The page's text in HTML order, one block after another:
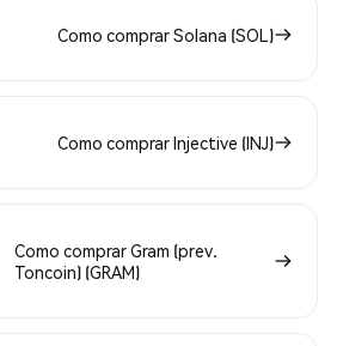
Como comprar Solana (SOL)
Como comprar Injective (INJ)
Como comprar Gram (prev.
Toncoin) (GRAM)